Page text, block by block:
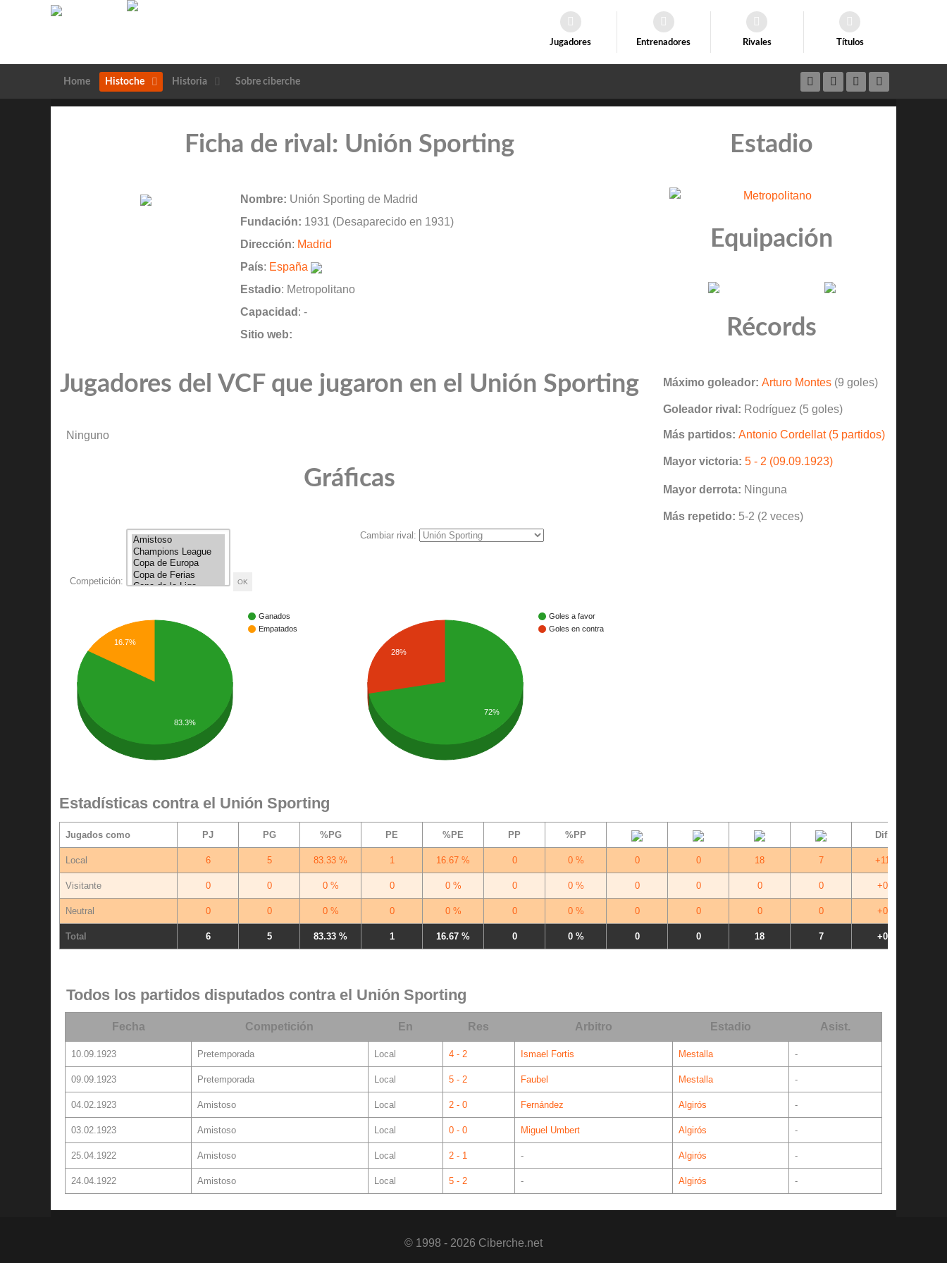
Jugadores Entrenadores Rivales Títulos
Home Histoche Historia Sobre ciberche
Ficha de rival: Unión Sporting
Nombre: Unión Sporting de Madrid
Fundación: 1931 (Desaparecido en 1931)
Dirección: Madrid
País: España
Estadio: Metropolitano
Capacidad : -
Sitio web:
Jugadores del VCF que jugaron en el Unión Sporting
Ninguno
Gráficas
Competición:
Cambiar rival:
Ganados
Empatados
16.7%
83.3%
Goles a favor
Goles en contra
28%
72%
Estadio
Equipación
Récords
Máximo goleador: Arturo Montes(9 goles)
Goleador rival: Rodríguez (5 goles)
Más partidos: Antonio Cordellat (5 partidos)
Mayor victoria: 5 - 2 (09.09.1923)
Mayor derrota: Ninguna
Más repetido: 5-2 (2 veces)
Estadísticas contra el Unión Sporting
Jugados como PJ PG %PG PE %PE PP %PP Dif.
Local 6 5 83.33 % 1 16.67 % 0 0 % 0 0 18 7 +11
Visitante 0 0 0 % 0 0 % 0 0 % 0 0 0 0 +0
Neutral 0 0 0 % 0 0 % 0 0 % 0 0 0 0 +0
Total 6 5 83.33 % 1 16.67 % 0 0 % 0 0 18 7 +0
Todos los partidos disputados contra el Unión Sporting
Fecha Competición En Res Arbitro Estadio Asist.
10.09.1923 Pretemporada Local 4 - 2 Ismael Fortis Mestalla -
09.09.1923 Pretemporada Local 5 - 2 Faubel Mestalla -
04.02.1923 Amistoso Local 2 - 0 Fernández Algirós -
03.02.1923 Amistoso Local 0 - 0 Miguel Umbert Algirós -
25.04.1922 Amistoso Local 2 - 1 - Algirós -
24.04.1922 Amistoso Local 5 - 2 - Algirós -
© 1998 - 2026 Ciberche.net